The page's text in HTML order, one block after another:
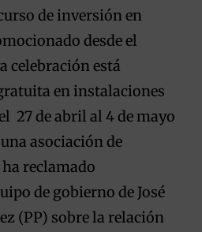
de inversión en
desde el
celebración está
en instalaciones
27 de abril al 4 de mayo
asociación de
reclamado
de gobierno de José
(PP) sobre la relación